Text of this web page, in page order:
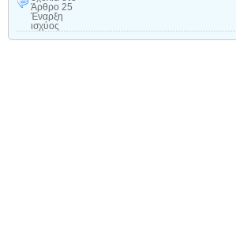
Άρθρο 25
Έναρξη
ισχύος